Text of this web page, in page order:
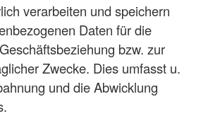
verarbeiten und speichern
Daten für die
bzw. zur
Zwecke. Dies umfasst u.
und die Abwicklung